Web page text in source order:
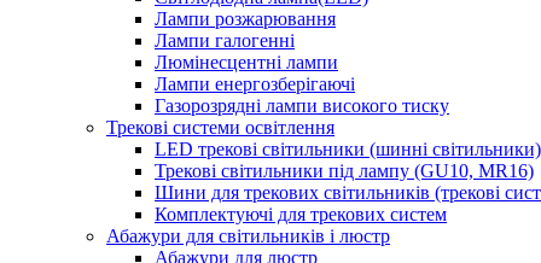
Лампи розжарювання
Лампи галогенні
Люмінесцентні лампи
Лампи енергозберігаючі
Газорозрядні лампи високого тиску
Трекові системи освітлення
LED трекові світильники (шинні світильники)
Трекові світильники під лампу (GU10, MR16)
Шини для трекових світильників (трекові
Комплектуючі для трекових систем
Абажури для світильників і люстр
Абажури для люстр